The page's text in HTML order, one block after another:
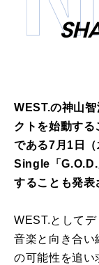
WEST.の神山
クトを始動する
である7月1日
Single「G.O.D.
することも発表
WEST.として
音楽と向き合い
の可能性を追い